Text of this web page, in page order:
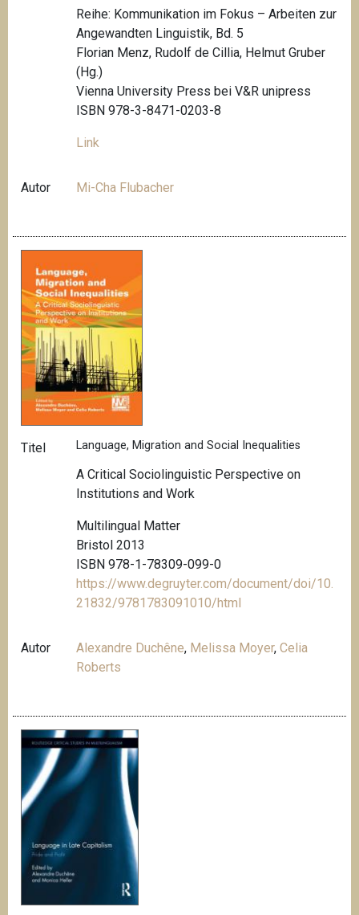
Reihe: Kommunikation im Fokus – Arbeiten zur
Angewandten Linguistik, Bd. 5
Florian Menz, Rudolf de Cillia, Helmut Gruber
(Hg.)
Vienna University Press bei V&R unipress
ISBN 978-3-8471-0203-8
Link
Autor Mi-Cha Flubacher
Titel Language, Migration and Social Inequalities
A Critical Sociolinguistic Perspective on
Institutions and Work
Multilingual Matter
Bristol 2013
ISBN 978-1-78309-099-0
https://www.degruyter.com/document/doi/10.
21832/9781783091010/html
Autor Alexandre Duchêne, Melissa Moyer,Celia
Roberts